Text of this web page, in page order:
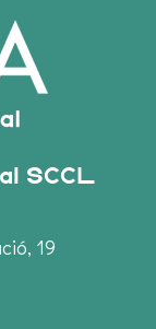
SCCL
19